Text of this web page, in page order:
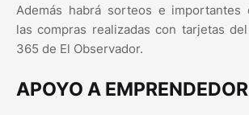
Además habrá sorteos e importantes
las compras realizadas con tarjetas
365 de El Observador.
APOYO A